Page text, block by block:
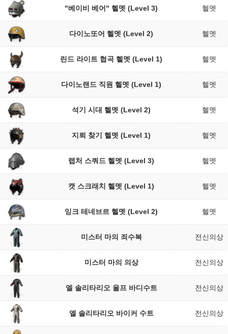
"베이비 베어" 헬멧 (Level 3) 헬멧
다이노또어 헬멧 (Level 2) 헬멧
린드 라이트 협곡 헬멧 (Level 1) 헬멧
다이노랜드 직원 헬멧 (Level 1) 헬멧
석기 시대 헬멧 (Level 2) 헬멧
지뢰 찾기 헬멧 (Level 1) 헬멧
랩처 스쿼드 헬멧 (Level 3) 헬멧
캣 스크래치 헬멧 (Level 1) 헬멧
잉크 테네브르 헬멧 (Level 2) 헬멧
미스터 마의 죄수복 전신의상
미스터 마의 의상 전신의상
엘 솔리타리오 울프 바디수트 전신의상
엘 솔리타리오 바이커 수트 전신의상